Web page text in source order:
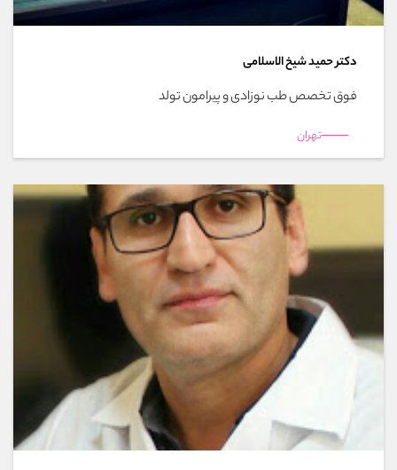
دکتر حمید شیخ الاسلامی
فوق تخصص طب نوزادی و پیرامون تولد
تهران